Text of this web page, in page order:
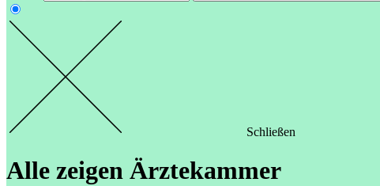
Schließen
Alle zeigen Ärztekammer